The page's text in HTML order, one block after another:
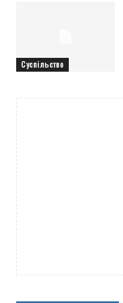
Суспільство